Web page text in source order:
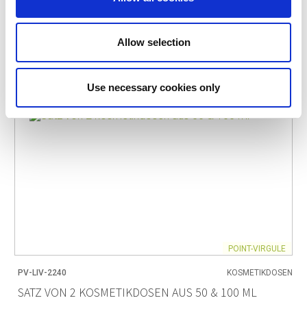
Allow selection
Use necessary cookies only
POINT-VIRGULE
PV-LIV-2240 KOSMETIKDOSEN
SATZ VON 2 KOSMETIKDOSEN AUS 50 & 100 ML